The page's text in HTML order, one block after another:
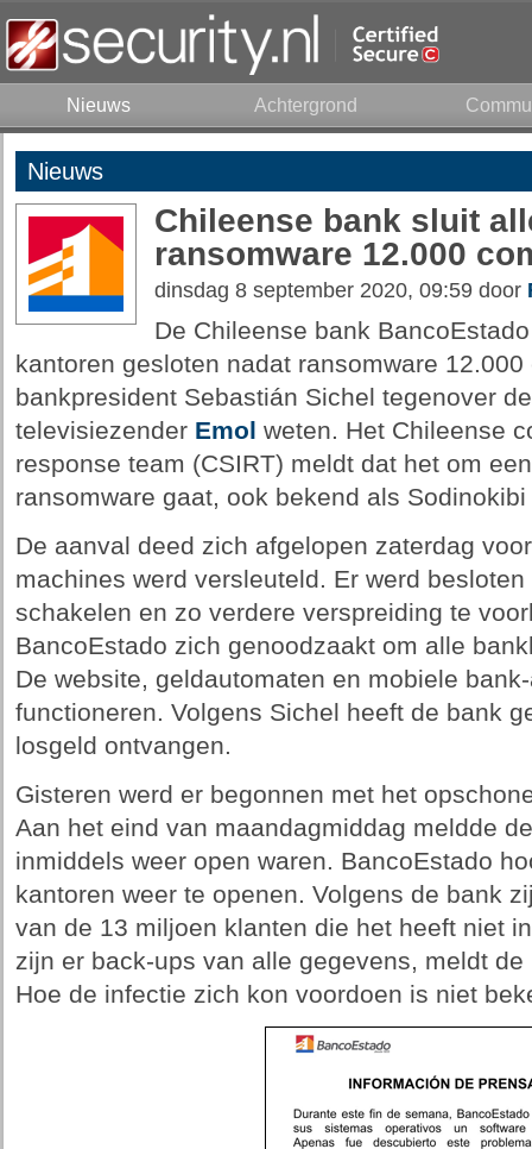
Nieuws Achtergrond
Nieuws
Chileense bank sluit
ransomware 12.000
dinsdag 8 september 2020, 09:59 door
De Chileense bank
kantoren gesloten nadat ransomware
bankpresident Sebastián Sichel tegenover
televisiezender Emol weten. Het Chileense
response team (CSIRT) meldt dat het om
ransomware gaat, ook bekend als Sodinokibi
De aanval deed zich afgelopen zaterdag
machines werd versleuteld. Er werd
schakelen en zo verdere verspreiding te
BancoEstado zich genoodzaakt om alle
De website, geldautomaten en mobiele
functioneren. Volgens Sichel heeft de bank
losgeld ontvangen.
Gisteren werd er begonnen met het
Aan het eind van maandagmiddag meldde
inmiddels weer open waren. BancoEstado
kantoren weer te openen. Volgens de bank
van de 13 miljoen klanten die het heeft niet
zijn er back-ups van alle gegevens, meldt
Hoe de infectie zich kon voordoen is niet